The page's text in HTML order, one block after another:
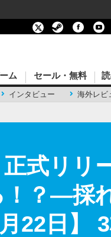
インタビュー 海外レビ
ム セール・無料
式リリ
！？―採
22日】